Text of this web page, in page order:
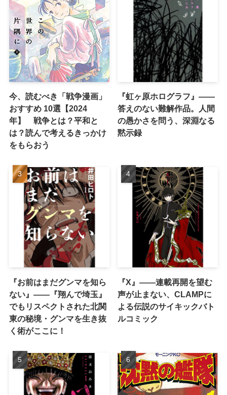
今、読むべき「戦争漫画」
おすすめ 10選【2024
年】 戦争とは？平和と
は？読んで考えるきっかけ
をもらおう
『虹ヶ原ホログラフ』——
答えのない難解作品。人間
の愚かさを問う、深淵なる
黙示録
『お前はまだグンマを知ら
ない』――『翔んで埼玉』
でもリスペクトされた北関
東の秘境・グンマを生き抜
く術がここに！
『X』——連載再開を望む
声が止まない、CLAMPに
よる伝説のサイキックバト
ルコミック